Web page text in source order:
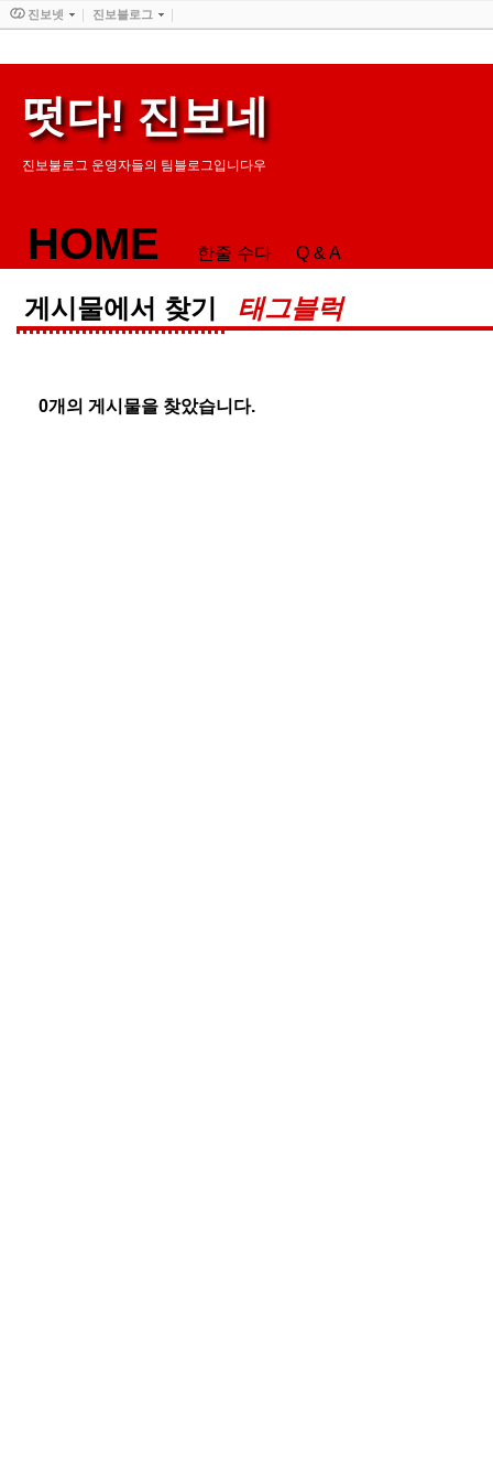
떳다! 진보네
진보불로그 운영자들의 팀블로그입니다우
HOME 한줄 수다 Q & A
게시물에서 찾기 태그블럭
0개의 게시물을 찾았습니다.
진보넷 진보블로그